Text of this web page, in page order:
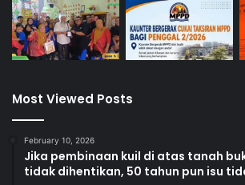
Most Viewed Posts
February 10, 2026
Jika pembinaan kuil di atas tanah
tidak dihentikan, 50 tahun pun isu